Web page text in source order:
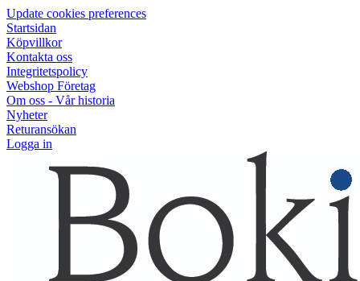
Update cookies preferences
Startsidan
Köpvillkor
Kontakta oss
Integritetspolicy
Webshop Företag
Om oss - Vår historia
Nyheter
Returansökan
Logga in